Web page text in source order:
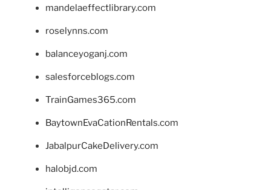
mandelaeffectlibrary.com
roselynns.com
balanceyoganj.com
salesforceblogs.com
TrainGames365.com
BaytownEvaCationRentals.com
JabalpurCakeDelivery.com
halobjd.com